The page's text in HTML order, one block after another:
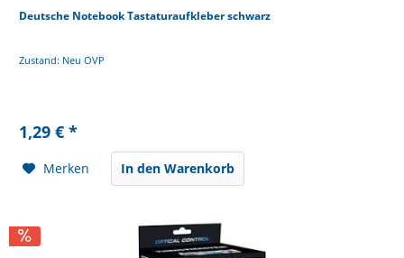
Deutsche Notebook Tastaturaufkleber schwarz
Zustand: Neu OVP
1,29 € *
Merken In den Warenkorb